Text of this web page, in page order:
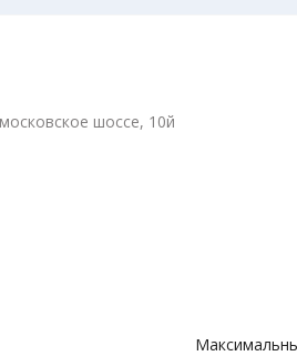
шоссе, 10й